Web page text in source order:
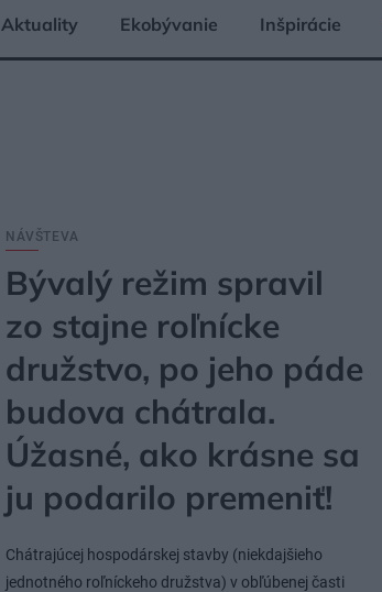
Aktuality Ekobývanie Inšpirácie
NÁVŠTEVA
Bývalý režim spravil
zo stajne roľnícke
družstvo, po jeho páde
budova chátrala.
Úžasné, ako krásne sa
ju podarilo premeniť!
Chátrajúcej hospodárskej stavby (niekdajšieho
jednotného roľníckeho družstva) v obľúbenej časti